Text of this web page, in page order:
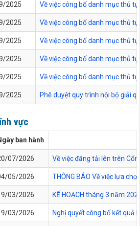
2025 Về việc công bố danh mục thủ
2025 Về việc công bố danh mục thủ
2025 Về việc công bố danh mục thủ
2025 Về việc công bố danh mục thủ
2025 Về việc công bố danh mục thủ
2025 Phê duyệt quy trình nội bộ giải
vực
ban hành
07/2026 Về việc đăng tải lên trên
05/2026 THÔNG BÁO Về việc lựa
03/2026 KẾ HOẠCH tháng 3 năm
03/2026 Nghị quyết công bố kết quả